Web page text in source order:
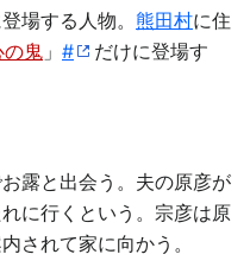
場する人物。 熊田村に住
の鬼 」 #
だけに登場す
露と出会う。夫の原彦が
れに行くという。宗彦は原
されて家に向かう。